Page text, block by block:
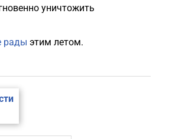
уничтожить
рады этим летом.